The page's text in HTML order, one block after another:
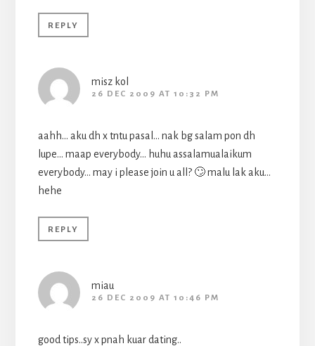
REPLY
misz kol
26 DEC 2009 AT 10:32 PM
aahh… aku dh x tntu pasal… nak bg salam pon dh
lupe… maap everybody… huhu assalamualaikum
everybody… may i please join u all? 🙄 malu lak aku…
hehe
REPLY
miau
26 DEC 2009 AT 10:46 PM
good tips..sy x pnah kuar dating..